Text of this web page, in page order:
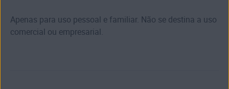
Apenas para uso pessoal e familiar. Não se destina a uso
comercial ou empresarial.